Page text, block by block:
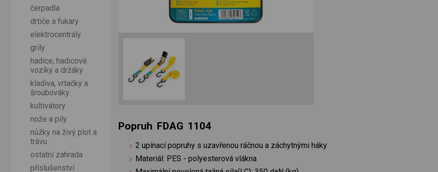
Popruh FDAG 1104
2 upínací popruhy s uzavřenou ráčnou a záchytnými háky
Materiál: PES - polyesterová vlákna
čerpadla
drtiče a fukary
elektrocentrály
grily
hadice, hadicové
vozíky a držáky
kladiva, vrtačky a
šroubováky
kultivátory
nože a pily
nůžky na živý plot a
trávu
ostatní zahrada
příslušenství